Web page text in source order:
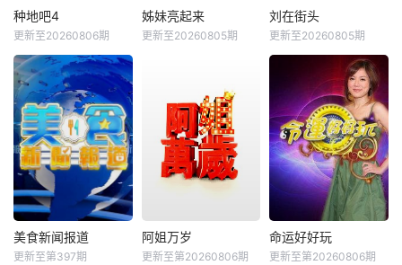
种地吧4
更新至20260806期
姊妹亮起来
更新至20260805期
刘在街头
更新至20260805期
美食新闻报道
更新至第397期
阿姐万岁
更新至第20260806期
命运好好玩
更新至第20260806期